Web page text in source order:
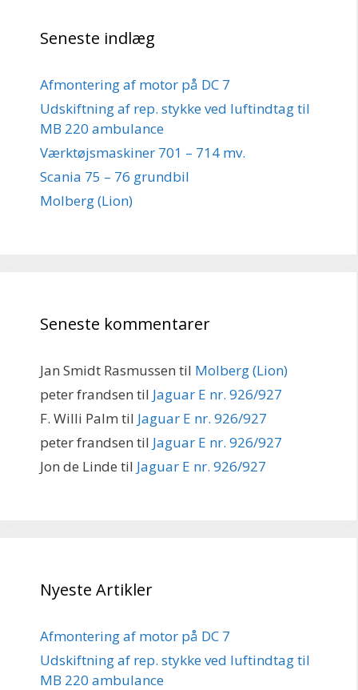
Seneste indlæg
Afmontering af motor på DC 7
Udskiftning af rep. stykke ved luftindtag til
MB 220 ambulance
Værktøjsmaskiner 701 – 714 mv.
Scania 75 – 76 grundbil
Molberg (Lion)
Seneste kommentarer
Jan Smidt Rasmussen til Molberg (Lion)
peter frandsen til Jaguar E nr. 926/927
F. Willi Palm til Jaguar E nr. 926/927
peter frandsen til Jaguar E nr. 926/927
Jon de Linde til Jaguar E nr. 926/927
Nyeste Artikler
Afmontering af motor på DC 7
Udskiftning af rep. stykke ved luftindtag til
MB 220 ambulance